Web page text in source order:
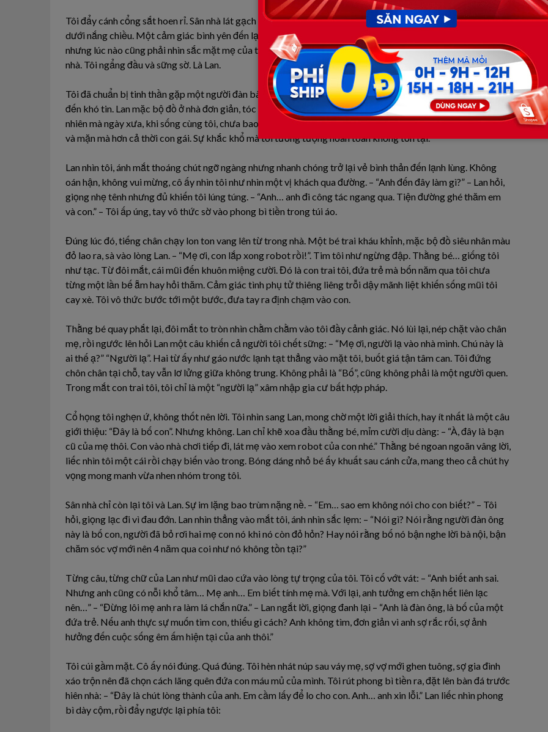
Tôi đẩy cánh cổng sắt hoen rỉ. Sân nhà lát gạch đỏ sạch bóng, hai bên là những chậu hoa mười giờ nở rực rỡ
dưới nắng chiều. Một cảm giác bình yên đến lạ lùng, khác hẳn sự ngột ngạt trong căn nhà tầng sang trọng
nhưng lúc nào cũng phải nhìn sắc mặt mẹ của tôi. – “Ai đấy ạ?” . Giọng nói trong trẻo vang lên từ phía hiên
nhà. Tôi ngẩng đầu và sững sờ. Là Lan.
Tôi đã chuẩn bị tinh thần gặp một người đàn bà lam lũ, già nua, nhưng người đứng trước mặt tôi lại rạng rỡ
đến khó tin. Lan mặc bộ đồ ở nhà đơn giản, tóc búi cao gọn gàng, làn da trắng hồng và đôi mắt ánh lên sự an
nhiên mà ngày xưa, khi sống cùng tôi, chưa bao giờ cô ấy có được. Cô ấy trông trẻ ra đến vài tuổi, xinh đẹp
và mặn mà hơn cả thời con gái. Sự khắc khổ mà tôi tưởng tượng hoàn toàn không tồn tại.
Lan nhìn tôi, ánh mắt thoáng chút ngỡ ngàng nhưng nhanh chóng trở lại vẻ bình thản đến lạnh lùng. Không
oán hận, không vui mừng, cô ấy nhìn tôi như nhìn một vị khách qua đường. – “Anh đến đây làm gì?” – Lan hỏi,
giọng nhẹ tênh nhưng đủ khiến tôi lúng túng. – “Anh… anh đi công tác ngang qua. Tiện đường ghé thăm em
và con.” – Tôi ấp úng, tay vô thức sờ vào phong bì tiền trong túi áo.
Đúng lúc đó, tiếng chân chạy lon ton vang lên từ trong nhà. Một bé trai kháu khỉnh, mặc bộ đồ siêu nhân màu
đỏ lao ra, sà vào lòng Lan. – “Mẹ ơi, con lắp xong robot rồi!”. Tim tôi như ngừng đập. Thằng bé… giống tôi
như tạc. Từ đôi mắt, cái mũi đến khuôn miệng cười. Đó là con trai tôi, đứa trẻ mà bốn năm qua tôi chưa
từng một lần bế ẵm hay hỏi thăm. Cảm giác tình phụ tử thiêng liêng trỗi dậy mãnh liệt khiến sống mũi tôi
cay xè. Tôi vô thức bước tới một bước, đưa tay ra định chạm vào con.
Thằng bé quay phắt lại, đôi mắt to tròn nhìn chằm chằm vào tôi đầy cảnh giác. Nó lùi lại, nép chặt vào chân
mẹ, rồi ngước lên hỏi Lan một câu khiến cả người tôi chết sững: – “Mẹ ơi, người lạ vào nhà mình. Chú này là
ai thế ạ?” “Người lạ”. Hai từ ấy như gáo nước lạnh tạt thẳng vào mặt tôi, buốt giá tận tâm can. Tôi đứng
chôn chân tại chỗ, tay vẫn lơ lửng giữa không trung. Không phải là “Bố”, cũng không phải là một người quen.
Trong mắt con trai tôi, tôi chỉ là một “người lạ” xâm nhập gia cư bất hợp pháp.
Cổ họng tôi nghẹn ứ, không thốt nên lời. Tôi nhìn sang Lan, mong chờ một lời giải thích, hay ít nhất là một câu
giới thiệu: “Đây là bố con”. Nhưng không. Lan chỉ khẽ xoa đầu thằng bé, mỉm cười dịu dàng: – “À, đây là bạn
cũ của mẹ thôi. Con vào nhà chơi tiếp đi, lát mẹ vào xem robot của con nhé.” Thằng bé ngoan ngoãn vâng lời,
liếc nhìn tôi một cái rồi chạy biến vào trong. Bóng dáng nhỏ bé ấy khuất sau cánh cửa, mang theo cả chút hy
vọng mong manh vừa nhen nhóm trong tôi.
Sân nhà chỉ còn lại tôi và Lan. Sự im lặng bao trùm nặng nề. – “Em… sao em không nói cho con biết?” – Tôi
hỏi, giọng lạc đi vì đau đớn. Lan nhìn thẳng vào mắt tôi, ánh nhìn sắc lẹm: – “Nói gì? Nói rằng người đàn ông
này là bố con, người đã bỏ rơi hai mẹ con nó khi nó còn đỏ hỏn? Hay nói rằng bố nó bận nghe lời bà nội, bận
chăm sóc vợ mới nên 4 năm qua coi như nó không tồn tại?”
Từng câu, từng chữ của Lan như mũi dao cứa vào lòng tự trọng của tôi. Tôi cố vớt vát: – “Anh biết anh sai.
Nhưng anh cũng có nỗi khổ tâm… Mẹ anh… Em biết tính mẹ mà. Với lại, anh tưởng em chặn hết liên lạc
nên…” – “Đừng lôi mẹ anh ra làm lá chắn nữa.” – Lan ngắt lời, giọng đanh lại – “Anh là đàn ông, là bố của một
đứa trẻ. Nếu anh thực sự muốn tìm con, thiếu gì cách? Anh không tìm, đơn giản vì anh sợ rắc rối, sợ ảnh
hưởng đến cuộc sống êm ấm hiện tại của anh thôi.”
Tôi cúi gầm mặt. Cô ấy nói đúng. Quá đúng. Tôi hèn nhát núp sau váy mẹ, sợ vợ mới ghen tuông, sợ gia đình
xáo trộn nên đã chọn cách lãng quên đứa con máu mủ của mình. Tôi rút phong bì tiền ra, đặt lên bàn đá trước
hiên nhà: – “Đây là chút lòng thành của anh. Em cầm lấy để lo cho con. Anh… anh xin lỗi.” Lan liếc nhìn phong
bì dày cộm, rồi đẩy ngược lại phía tôi: